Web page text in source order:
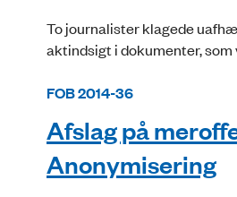
To journalister klagede
aktindsigt i dokumenter, som
FOB 2014-36
Afslag på
Anonymisering